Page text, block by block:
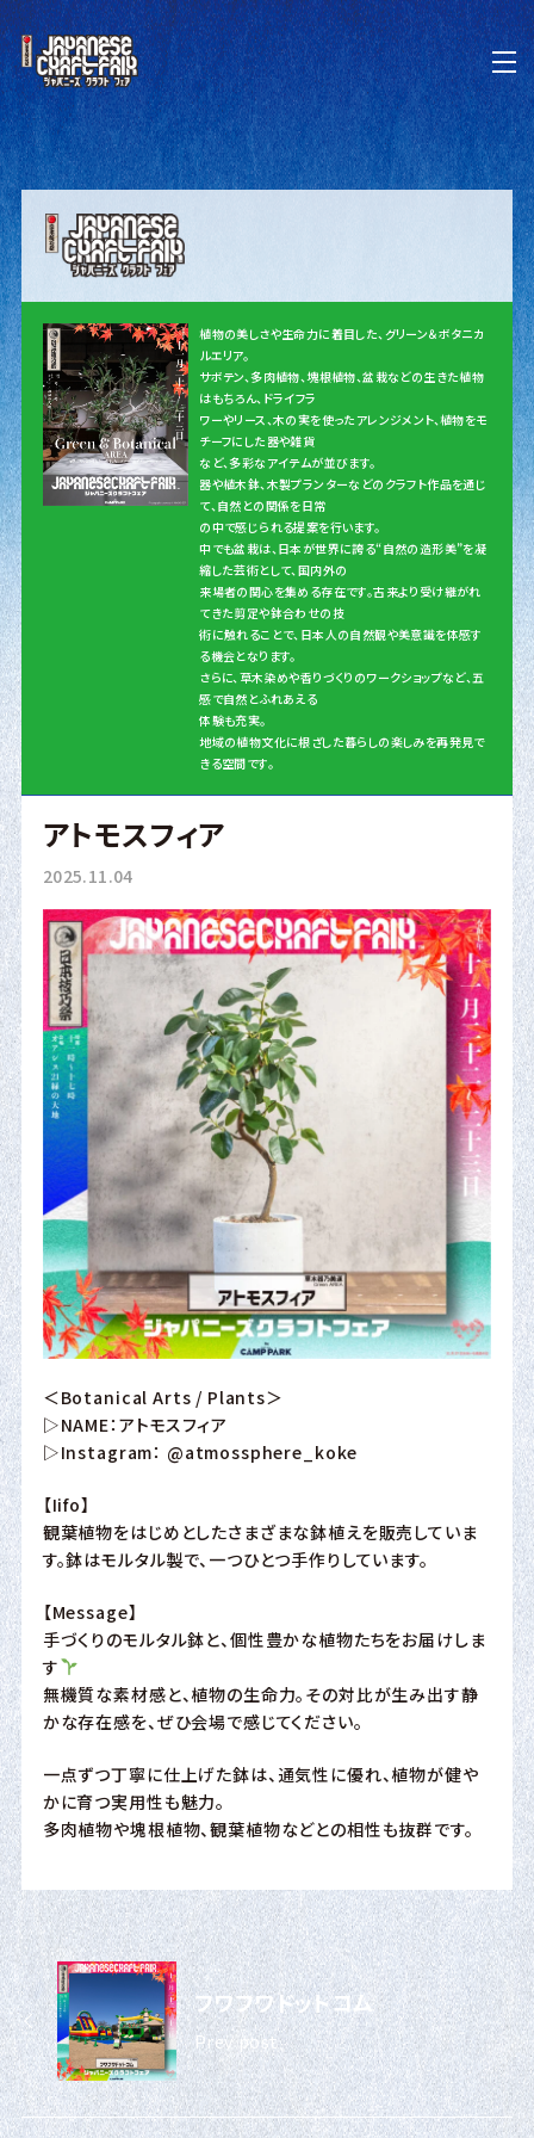
植物の美しさや生命力に着目した、グリーン＆ボタニカ
ルエリア。
サボテン、多肉植物、塊根植物、盆栽などの生きた植物
はもちろん、ドライフラ
ワーやリース、木の実を使ったアレンジメント、植物をモ
チーフにした器や雑貨
など、多彩なアイテムが並びます。
器や植木鉢、木製プランターなどのクラフト作品を通じ
て、自然との関係を日常
の中で感じられる提案を行います。
中でも盆栽は、日本が世界に誇る“自然の造形美”を凝
縮した芸術として、国内外の
来場者の関心を集める存在です。古来より受け継がれ
てきた剪定や鉢合わせの技
術に触れることで、日本人の自然観や美意識を体感す
る機会となります。
さらに、草木染めや香りづくりのワークショップなど、五
感で自然とふれあえる
体験も充実。
地域の植物文化に根ざした暮らしの楽しみを再発見で
きる空間です。
アトモスフィア
2025.11.04
＜Botanical Arts / Plants＞
▷NAME：アトモスフィア
▷Instagram： @atmossphere_koke
【Iifo】
観葉植物をはじめとしたさまざまな鉢植えを販売していま
す。鉢はモルタル製で、一つひとつ手作りしています。
【Message】
手づくりのモルタル鉢と、個性豊かな植物たちをお届けしま
す
無機質な素材感と、植物の生命力。その対比が生み出す静
かな存在感を、ぜひ会場で感じてください。
一点ずつ丁寧に仕上げた鉢は、通気性に優れ、植物が健や
かに育つ実用性も魅力。
多肉植物や塊根植物、観葉植物などとの相性も抜群です。
フワフワドットコム
Prev post